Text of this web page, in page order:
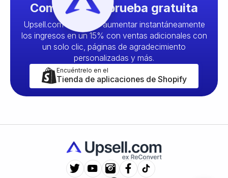
Comience su prueba gratuita
Upsell.com le permite aumentar instantáneamente
los ingresos en un 15% con ventas adicionales con
un solo clic, páginas de agradecimiento
personalizadas y más.
Encuéntrelo en el
Tienda de aplicaciones de Shopify